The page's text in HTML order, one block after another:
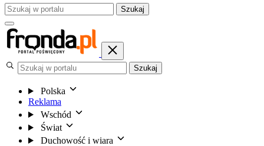
Szukaj
Szukaj
Polska
Reklama
Wschód
Świat
Duchowość i wiara